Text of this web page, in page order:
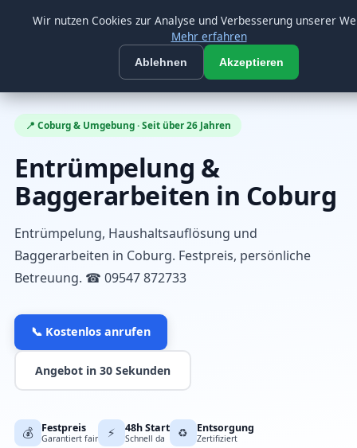
🟢 Heute geöffnet bis 18:00 Uhr 09547 872733
Firma Welz
SEIT ÜBER 26 JAHREN
📍 Coburg & Umgebung · Seit über 26 Jahren
Entrümpelung &
Baggerarbeiten in Coburg
Entrümpelung, Haushaltsauflösung und
Baggerarbeiten in Coburg. Festpreis, persönliche
Betreuung. ☎ 09547 872733
📞 Kostenlos anrufen
Angebot in 30 Sekunden
💰 Festpreis
Garantiert fair ⚡ 48h Start
Schnell da ♻️ Entsorgung
Zertifiziert
Wir nutzen Cookies zur Analyse und Verbesserung unserer
Mehr erfahren
Ablehnen Akzeptieren